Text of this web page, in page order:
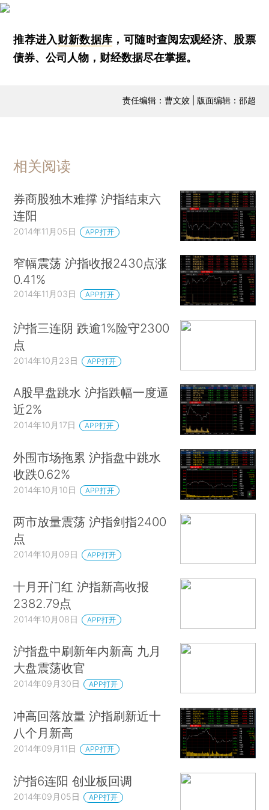
推荐进入财新数据库 ，可随时查阅宏观经济、股票
债券、公司人物，财经数据尽在掌握。
责任编辑：曹文姣 | 版面编辑：邵超
相关阅读
券商股独木难撑 沪指结束六
连阳
2014年11月05日 APP打开
窄幅震荡 沪指收报2430点涨
0.41%
2014年11月03日 APP打开
沪指三连阴 跌逾1%险守2300
点
2014年10月23日 APP打开
A股早盘跳水 沪指跌幅一度逼
近2%
2014年10月17日 APP打开
外围市场拖累 沪指盘中跳水
收跌0.62%
2014年10月10日 APP打开
两市放量震荡 沪指剑指2400
点
2014年10月09日 APP打开
十月开门红 沪指新高收报
2382.79点
2014年10月08日 APP打开
沪指盘中刷新年内新高 九月
大盘震荡收官
2014年09月30日 APP打开
冲高回落放量 沪指刷新近十
八个月新高
2014年09月11日 APP打开
沪指6连阳 创业板回调
2014年09月05日 APP打开